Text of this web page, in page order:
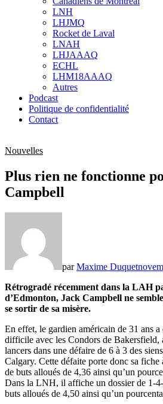
sub
menu
LNH
LHJMQ
Rocket de Laval
LNAH
LHJAAAQ
ECHL
LHM18AAAQ
Autres
Podcast
Politique de confidentialité
Contact
Nouvelles
Plus rien ne fonctionne
Campbell
parMaxime Duquet
Rétrogradé récemment dans la LAH
d’Edmonton, Jack Campbell ne
se sortir de sa misère.
En effet, le gardien américain de 31 ans
difficile avec les Condors de Bakersfield,
lancers dans une défaire de 6 à 3 des
Calgary. Cette défaite porte donc sa
de buts alloués de 4,36 ainsi qu’un
Dans la LNH, il affiche un dossier de 1-
buts alloués de 4,50 ainsi qu’un